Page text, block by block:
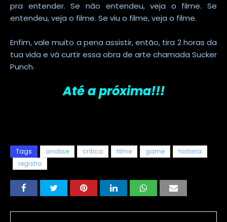
pra entender. Se não entendeu, veja o filme. Se
entendeu, veja o filme. Se viu o filme, veja o filme.
Enfim, vale muito a pena assistir, então, tira 2 horas da
tua vida e vá curtir essa obra de arte chamada Sucker
Punch.
Até a próxima!!!
Tags analise crítica filme game
historia
registro